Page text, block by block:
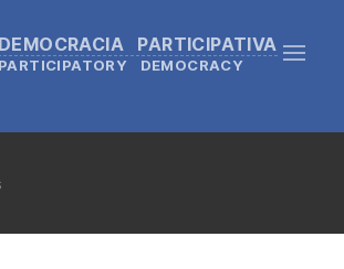
DEMOCRACIA PARTICIPATIVA
PARTICIPATORY DEMOCRACY